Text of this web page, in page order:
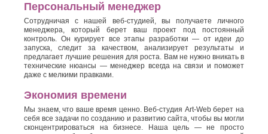
Персональный менеджер
Сотрудничая с нашей веб-студией, вы получаете личного
менеджера, который берет ваш проект под постоянный
контроль. Он курирует все этапы разработки — от идеи до
запуска, следит за качеством, анализирует результаты и
предлагает лучшие решения для роста. Вам не нужно вникать в
технические нюансы — менеджер всегда на связи и поможет
даже с мелкими правками.
Экономия времени
Мы знаем, что ваше время ценно. Веб-студия Art-Web берет на
себя все задачи по созданию и развитию сайта, чтобы вы могли
сконцентрироваться на бизнесе. Наша цель — не просто